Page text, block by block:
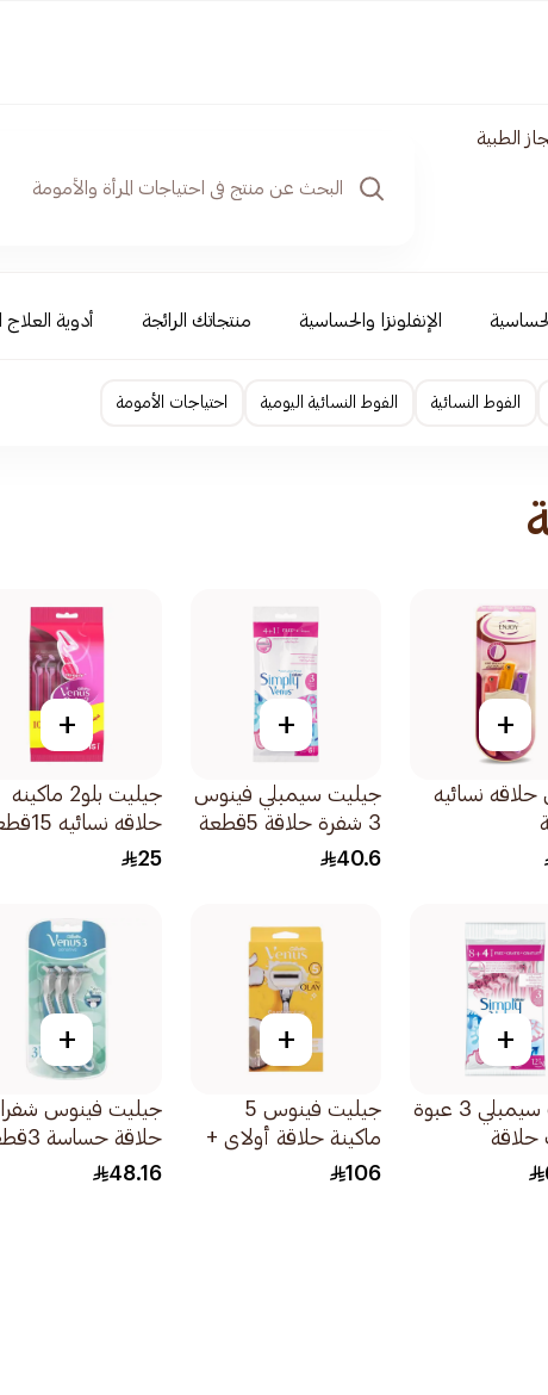
الطبية
الإنفلونزا والحساسية منتجاتك الرائجة أدوية العلاج
الفوط النسائية الفوط النسائية اليومية احتياجات الأمومة
+
نسائيه
+
جيليت سيمبلي فينوس
3 شفرة حلاقة 5قطعة
40.6
+
جيليت بلو2 ماكينه
حلاقه نسائيه 15قطعة
25
+
جيليت سيمبلي 3 عبوة
حلاقة
مرة واحدة
+
جيليت فينوس 5
ماكينة حلاقة أولاي +
2 غيار 1قطعة
106
+
جيليت فينوس
حلاقة حساسة 3قطعة
48.16